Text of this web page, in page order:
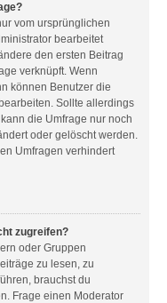
vom ursprünglichen
bearbeitet
den ersten Beitrag
verknüpft. Wenn
können Benutzer die
Sollte allerdings
die Umfrage nur noch
oder gelöscht werden.
Umfragen verhindert
zugreifen?
oder Gruppen
zu lesen, zu
brauchst du
Frage einen Moderator